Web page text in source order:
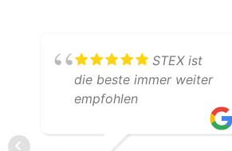
STEX ist
die beste immer weiter
empfohlen